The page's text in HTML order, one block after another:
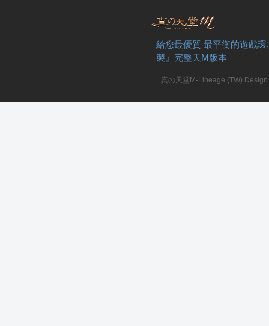
給您最優質 最平衡的遊戲
製』完整天M版本
真の天堂M-Lineage (TW)